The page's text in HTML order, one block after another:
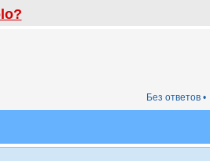
Без ответов •